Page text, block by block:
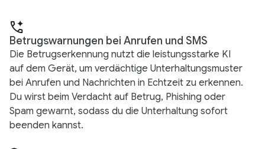
Betrugswarnungen bei Anrufen und SMS
Die Betrugserkennung nutzt die leistungsstarke KI
auf dem Gerät, um verdächtige Unterhaltungsmuster
bei Anrufen und Nachrichten in Echtzeit zu erkennen.
Du wirst beim Verdacht auf Betrug, Phishing oder
Spam gewarnt, sodass du die Unterhaltung sofort
beenden kannst.